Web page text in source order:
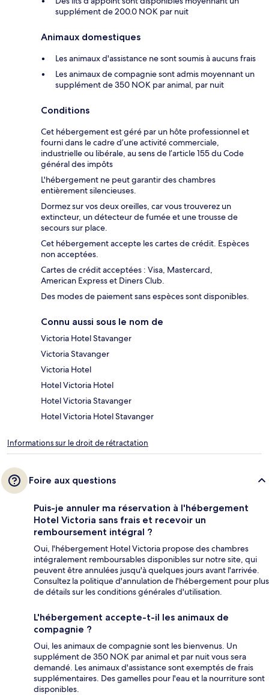
supplément de 200.0 NOK par nuit
Animaux domestiques
Les animaux d'assistance ne sont soumis à aucuns frais
Les animaux de compagnie sont admis moyennant un
supplément de 350 NOK par animal, par nuit
Conditions
Cet hébergement est géré par un hôte professionnel et
fourni dans le cadre d’une activité commerciale,
industrielle ou libérale, au sens de l’article 155 du Code
général des impôts
L'hébergement ne peut garantir des chambres
entièrement silencieuses.
Dormez sur vos deux oreilles, car vous trouverez un
extincteur, un détecteur de fumée et une trousse de
secours sur place.
Cet hébergement accepte les cartes de crédit. Espèces
non acceptées.
Cartes de crédit acceptées : Visa, Mastercard,
American Express et Diners Club.
Des modes de paiement sans espèces sont disponibles.
Connu aussi sous le nom de
Victoria Hotel Stavanger
Victoria Stavanger
Victoria Hotel
Hotel Victoria Hotel
Hotel Victoria Stavanger
Hotel Victoria Hotel Stavanger
Informations sur le droit de rétractation
Foire aux questions
Puis-je annuler ma réservation à l'hébergement
Hotel Victoria sans frais et recevoir un
remboursement intégral ?
Oui, l'hébergement Hotel Victoria propose des chambres
intégralement remboursables disponibles sur notre site, qui
peuvent être annulées jusqu'à quelques jours avant l'arrivée.
Consultez la politique d'annulation de l'hébergement pour plus
de détails sur les conditions générales d'utilisation.
L'hébergement accepte-t-il les animaux de
compagnie ?
Oui, les animaux de compagnie sont les bienvenus. Un
supplément de 350 NOK par animal et par nuit vous sera
demandé. Les animaux d'assistance sont exemptés de frais
supplémentaires. Des gamelles pour l'eau et la nourriture sont
disponibles.